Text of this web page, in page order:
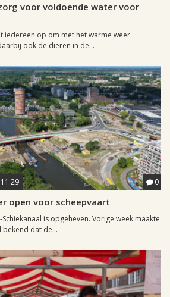
voor voldoende water voor
iedereen op om met het warme weer
ook de dieren in de...
0
open voor scheepvaart
is opgeheven. Vorige week maakte
dat de...